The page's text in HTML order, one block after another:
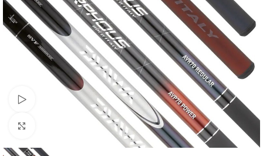
Watch video